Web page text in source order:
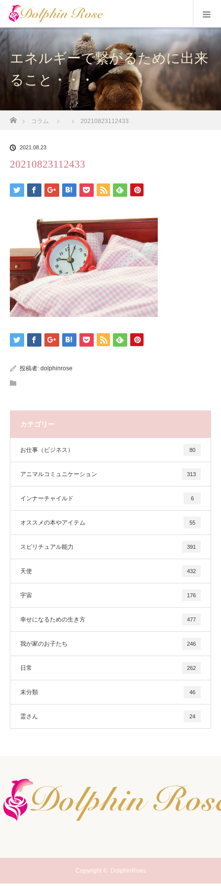
エネルギーで繋がるために出来
ること・・・
コラム 20210823112433
2021.08.23
20210823112433
投稿者: dolphinrose
カテゴリー
お仕事（ビジネス） 80
アニマルコミュニケーション 313
インナーチャイルド 6
オススメの本やアイテム 55
スピリチュアル能力 391
天使 432
宇宙 176
幸せになるための生き方 477
我が家のお子たち 246
日常 262
未分類 46
霊さん 24
Copyright © DolphinRoes